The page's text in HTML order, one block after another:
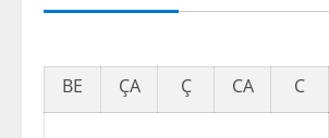
BE ÇA Ç CA C